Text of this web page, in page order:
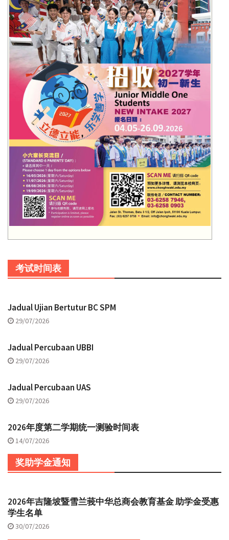
考试时间表
Jadual Ujian Bertutur BC SPM
29/07/2026
Jadual Percubaan UBBI
29/07/2026
Jadual Percubaan UAS
29/07/2026
2026年度第二学期统一测验时间表
14/07/2026
奖助学金通知
2026年吉隆坡暨雪兰莪中华总商会教育基金 助学金受惠
学生名单
30/07/2026